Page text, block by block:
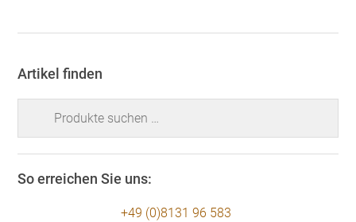
Artikel finden
So erreichen Sie uns:
+49 (0)8131 96 583